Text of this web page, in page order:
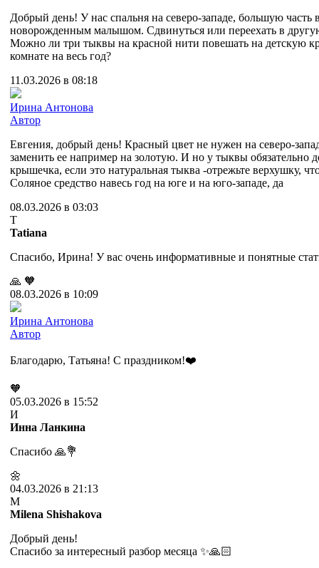
Добрый день! У нас спальня на северо-западе, большую часть
новорожденным малышом. Сдвинуться или переехать в
Можно ли три тыквы на красной нити повешать на детскую
комнате на весь год?
11.03.2026 в 08:18
Ирина Антонова
Автор
Евгения, добрый день! Красный цвет не нужен на северо-
заменить ее например на золотую. И но у тыквы обязательно
крышечка, если это натуральная тыква -отрежьте верхушку,
Соляное средство навесь год на юге и на юго-западе, да
08.03.2026 в 03:03
T
Tatiana
Спасибо, Ирина! У вас очень информативные и понятные
🙏 🧡
08.03.2026 в 10:09
Ирина Антонова
Автор
Благодарю, Татьяна! С праздником!❤️
🧡
05.03.2026 в 15:52
И
Инна Ланкина
Спасибо 🙏💐
🌼
04.03.2026 в 21:13
M
Milena Shishakova
Добрый день!
Спасибо за интересный разбор месяца ✨🙏🏻